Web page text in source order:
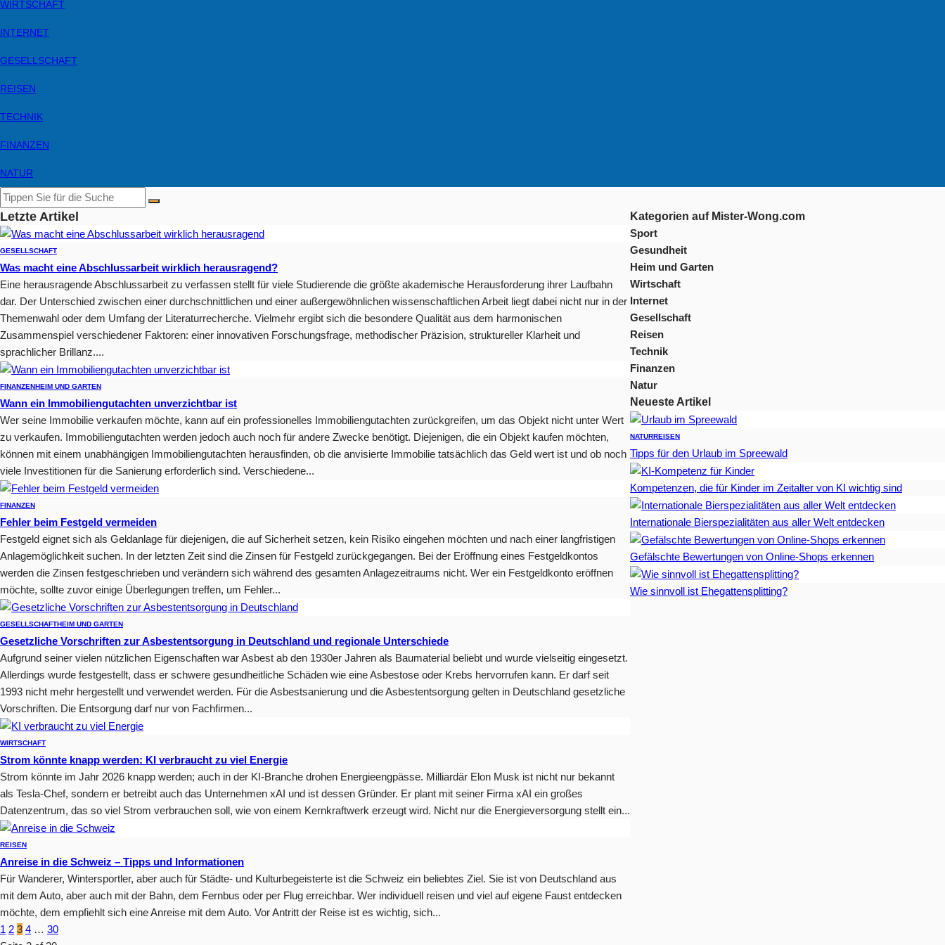
WIRTSCHAFT
INTERNET
GESELLSCHAFT
REISEN
TECHNIK
FINANZEN
NATUR
Letzte Artikel
GESELLSCHAFT
Was macht eine Abschlussarbeit wirklich herausragend?
Eine herausragende Abschlussarbeit zu verfassen stellt für viele Studierende die größte akademische Herausforderung ihrer Laufbahn
dar. Der Unterschied zwischen einer durchschnittlichen und einer außergewöhnlichen wissenschaftlichen Arbeit liegt dabei nicht nur in der
Themenwahl oder dem Umfang der Literaturrecherche. Vielmehr ergibt sich die besondere Qualität aus dem harmonischen
Zusammenspiel verschiedener Faktoren: einer innovativen Forschungsfrage, methodischer Präzision, struktureller Klarheit und
sprachlicher Brillanz....
FINANZENHEIM UND GARTEN
Wann ein Immobiliengutachten unverzichtbar ist
Wer seine Immobilie verkaufen möchte, kann auf ein professionelles Immobiliengutachten zurückgreifen, um das Objekt nicht unter Wert
zu verkaufen. Immobiliengutachten werden jedoch auch noch für andere Zwecke benötigt. Diejenigen, die ein Objekt kaufen möchten,
können mit einem unabhängigen Immobiliengutachten herausfinden, ob die anvisierte Immobilie tatsächlich das Geld wert ist und ob noch
viele Investitionen für die Sanierung erforderlich sind. Verschiedene...
FINANZEN
Fehler beim Festgeld vermeiden
Festgeld eignet sich als Geldanlage für diejenigen, die auf Sicherheit setzen, kein Risiko eingehen möchten und nach einer langfristigen
Anlagemöglichkeit suchen. In der letzten Zeit sind die Zinsen für Festgeld zurückgegangen. Bei der Eröffnung eines Festgeldkontos
werden die Zinsen festgeschrieben und verändern sich während des gesamten Anlagezeitraums nicht. Wer ein Festgeldkonto eröffnen
möchte, sollte zuvor einige Überlegungen treffen, um Fehler...
GESELLSCHAFTHEIM UND GARTEN
Gesetzliche Vorschriften zur Asbestentsorgung in Deutschland und regionale Unterschiede
Aufgrund seiner vielen nützlichen Eigenschaften war Asbest ab den 1930er Jahren als Baumaterial beliebt und wurde vielseitig eingesetzt.
Allerdings wurde festgestellt, dass er schwere gesundheitliche Schäden wie eine Asbestose oder Krebs hervorrufen kann. Er darf seit
1993 nicht mehr hergestellt und verwendet werden. Für die Asbestsanierung und die Asbestentsorgung gelten in Deutschland gesetzliche
Vorschriften. Die Entsorgung darf nur von Fachfirmen...
WIRTSCHAFT
Strom könnte knapp werden: KI verbraucht zu viel Energie
Strom könnte im Jahr 2026 knapp werden; auch in der KI-Branche drohen Energieengpässe. Milliardär Elon Musk ist nicht nur bekannt
als Tesla-Chef, sondern er betreibt auch das Unternehmen xAI und ist dessen Gründer. Er plant mit seiner Firma xAI ein großes
Datenzentrum, das so viel Strom verbrauchen soll, wie von einem Kernkraftwerk erzeugt wird. Nicht nur die Energieversorgung stellt ein...
REISEN
Anreise in die Schweiz – Tipps und Informationen
Für Wanderer, Wintersportler, aber auch für Städte- und Kulturbegeisterte ist die Schweiz ein beliebtes Ziel. Sie ist von Deutschland aus
mit dem Auto, aber auch mit der Bahn, dem Fernbus oder per Flug erreichbar. Wer individuell reisen und viel auf eigene Faust entdecken
möchte, dem empfiehlt sich eine Anreise mit dem Auto. Vor Antritt der Reise ist es wichtig, sich...
1 2 3 4 … 30
Kategorien auf Mister-Wong.com
Sport
Gesundheit
Heim und Garten
Wirtschaft
Internet
Gesellschaft
Reisen
Technik
Finanzen
Natur
Neueste Artikel
NATURREISEN
Tipps für den Urlaub im Spreewald
Kompetenzen, die für Kinder im Zeitalter von KI wichtig sind
Internationale Bierspezialitäten aus aller Welt entdecken
Gefälschte Bewertungen von Online-Shops erkennen
Wie sinnvoll ist Ehegattensplitting?